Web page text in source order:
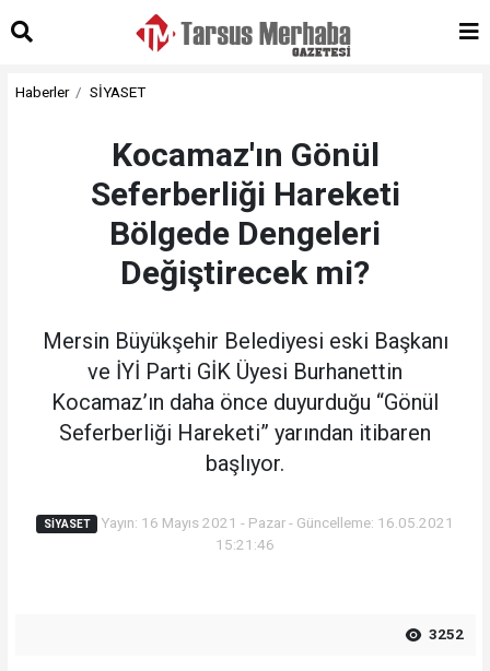
Haberler SİYASET
Kocamaz'ın Gönül
Seferberliği Hareketi
Bölgede Dengeleri
Değiştirecek mi?
Mersin Büyükşehir Belediyesi eski Başkanı
ve İYİ Parti GİK Üyesi Burhanettin
Kocamaz’ın daha önce duyurduğu “Gönül
Seferberliği Hareketi” yarından itibaren
başlıyor.
SİYASET
Yayın: 16 Mayıs 2021 - Pazar - Güncelleme: 16.05.2021
15:21:46
3252